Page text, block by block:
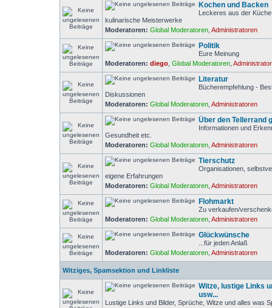
Kochen und Backen
Leckeres aus der
kulinarische Meisterwerke
Moderatoren: Global Moderatoren Administratoren
Politik
Eure Meinung
Moderatoren: diego Global Moderatoren
Literatur
Bücherempfehlung -
Diskussionen
Moderatoren: Global Moderatoren Administratoren
Über den Tellerrand
Informationen und
Gesundheit etc.
Moderatoren: Global Moderatoren Administratoren
Tierschutz
Organisationen,
eigene Erfahrungen
Moderatoren: Global Moderatoren Administratoren
Flohmarkt
Zu verkaufen/
Moderatoren: Global Moderatoren Administratoren
Glückwünsche
...für jeden Anlaß
Moderatoren: Global Moderatoren Administratoren
Witziges, Spamsektion und Linkliste
Witze, lustige Links
usw...
Lustige Links und Bilder, Sprüche, Witze und alles was